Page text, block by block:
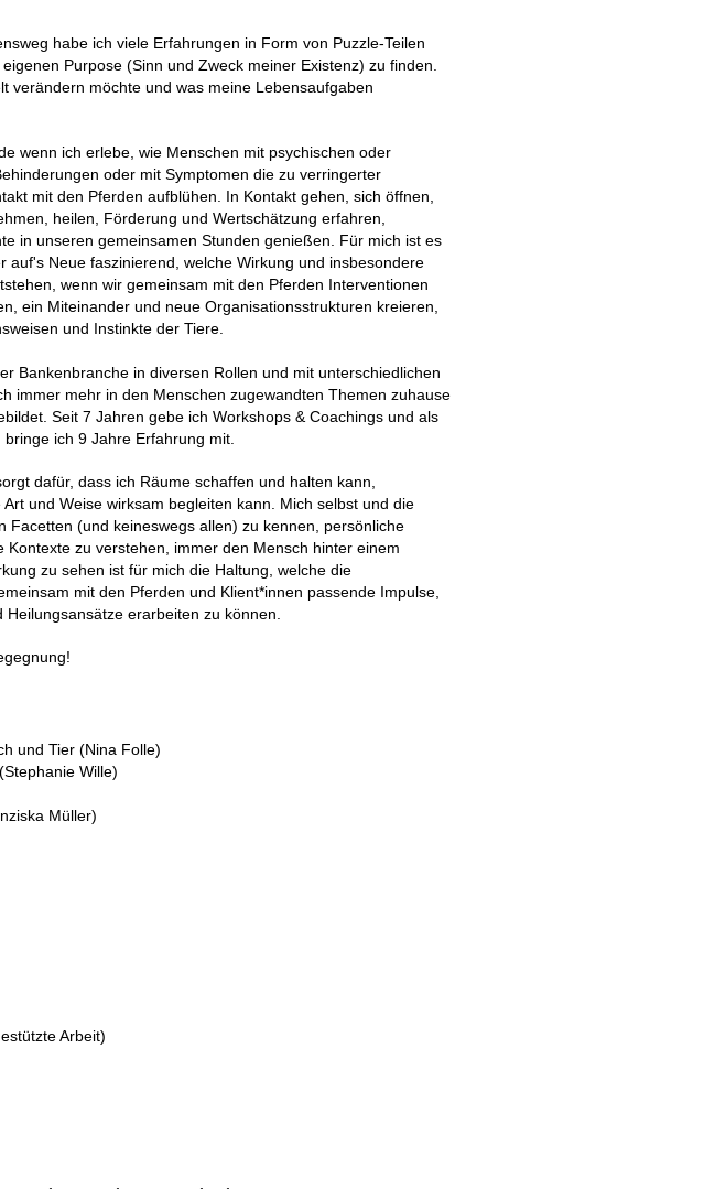
habe ich viele Erfahrungen in Form von Puzzle-Teilen
Purpose (Sinn und Zweck meiner Existenz) zu finden.
verändern möchte und was meine Lebensaufgaben
wenn ich erlebe, wie Menschen mit psychischen oder
oder mit Symptomen die zu verringerter
mit den Pferden aufblühen. In Kontakt gehen, sich öffnen,
heilen, Förderung und Wertschätzung erfahren,
in unseren gemeinsamen Stunden genießen. Für mich ist es
auf's Neue faszinierend, welche Wirkung und insbesondere
wenn wir gemeinsam mit den Pferden Interventionen
ein Miteinander und neue Organisationsstrukturen kreieren,
und Instinkte der Tiere.
Bankenbranche in diversen Rollen und mit unterschiedlichen
immer mehr in den Menschen zugewandten Themen zuhause
Seit 7 Jahren gebe ich Workshops & Coachings und als
ich 9 Jahre Erfahrung mit.
dafür, dass ich Räume schaffen und halten kann,
und Weise wirksam begleiten kann. Mich selbst und die
Facetten (und keineswegs allen) zu kennen, persönliche
Kontexte zu verstehen, immer den Mensch hinter einem
zu sehen ist für mich die Haltung, welche die
mit den Pferden und Klient*innen passende Impulse,
erarbeiten zu können.
und Tier (Nina Folle)
Wille)
Müller)
Arbeit)